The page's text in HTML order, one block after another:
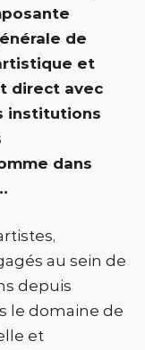
de
et
direct avec
institutions
dans
au sein de
depuis
le domaine de
et